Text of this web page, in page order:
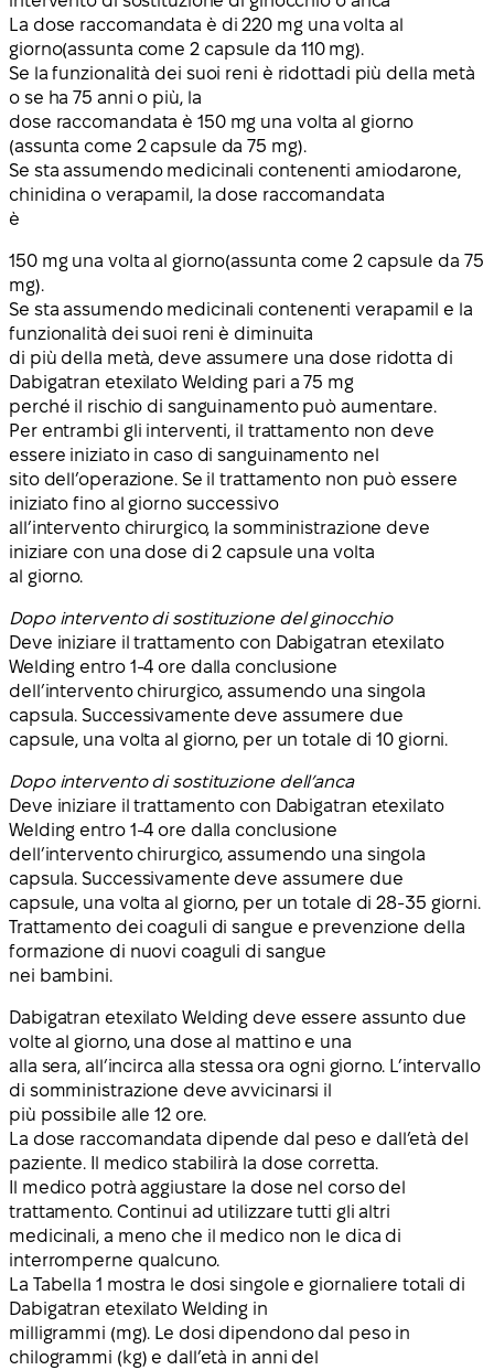
La dose raccomandata è di220 mg una volta al
giorno(assunta come 2 capsule da 110 mg).
Se lafunzionalità dei suoi reni è ridottadi più della metà
o se ha 75 anni o più, la
dose raccomandata è 150 mg una volta al giorno
(assunta come 2 capsule da 75 mg).
Se sta assumendo medicinali contenentiamiodarone,
chinidina o verapamil, la dose raccomandata
è
150 mg una volta al giorno(assunta come 2 capsule da 75
mg).
Se sta assumendo medicinali contenenti verapamil e la
funzionalità dei suoi reni è diminuita
di più della metà, deve assumere una dose ridotta di
Dabigatran etexilato Welding pari a75 mg
perché il rischio di sanguinamento può aumentare.
Per entrambi gli interventi, il trattamento non deve
essere iniziato in caso di sanguinamento nel
sito dell’operazione. Se il trattamento non può essere
iniziato fino al giorno successivo
all’intervento chirurgico, la somministrazione deve
iniziare con una dose di 2 capsule una volta
al giorno.
Dopo intervento di sostituzione del ginocchio
Deve iniziare il trattamento con Dabigatran etexilato
Welding entro 1-4 ore dalla conclusione
dell’intervento chirurgico, assumendo una singola
capsula. Successivamente deve assumere due
capsule, una volta al giorno, per un totale di 10 giorni.
Dopo intervento di sostituzione dell’anca
Deve iniziare il trattamento con Dabigatran etexilato
Welding entro 1-4 ore dalla conclusione
dell’intervento chirurgico, assumendo una singola
capsula. Successivamente deve assumere due
capsule, una volta al giorno, per un totale di 28-35 giorni.
Trattamento dei coaguli di sangue e prevenzione della
formazione di nuovi coaguli di sangue
nei bambini.
Dabigatran etexilato Welding deve essere assunto due
volte al giorno, una dose al mattino e una
alla sera, all’incirca alla stessa ora ogni giorno. L’intervallo
di somministrazione deve avvicinarsi il
più possibile alle 12 ore.
La dose raccomandata dipende dal peso e dall’età del
paziente. Il medico stabilirà la dose corretta.
Il medico potrà aggiustare la dose nel corso del
trattamento. Continui ad utilizzare tutti gli altri
medicinali, a meno che il medico non le dica di
interromperne qualcuno.
La Tabella 1 mostra le dosi singole e giornaliere totali di
Dabigatran etexilato Welding in
milligrammi (mg). Le dosi dipendono dal peso in
chilogrammi (kg) e dall’età in anni del